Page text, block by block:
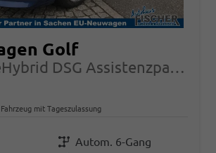
Golf
LIFE 1.5 eHybrid DSG Assistenzpaket ACC Kessy
Fahrzeug mit Tageszulassung
GetriebeAutom. 6-Gang